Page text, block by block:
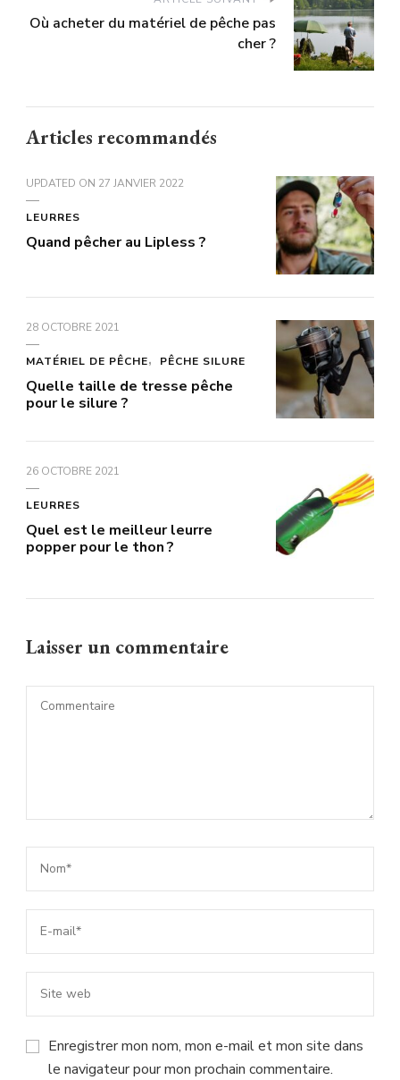
Où acheter du matériel de pêche pas
cher ?
Articles recommandés
UPDATED ON 27 JANVIER 2022
LEURRES
Quand pêcher au Lipless ?
28 OCTOBRE 2021
MATÉRIEL DE PÊCHE PÊCHE SILURE
Quelle taille de tresse pêche
pour le silure ?
26 OCTOBRE 2021
LEURRES
Quel est le meilleur leurre
popper pour le thon ?
Laisser un commentaire
Enregistrer mon nom, mon e-mail et mon site dans
le navigateur pour mon prochain commentaire.